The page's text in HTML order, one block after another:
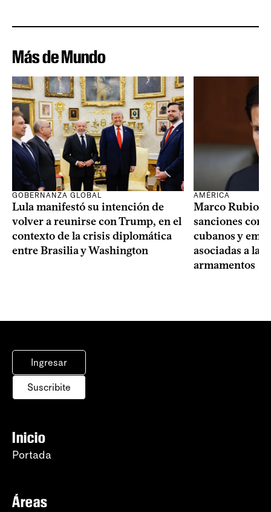
Más de Mundo
GOBERNANZA GLOBAL
Lula manifestó su intención de
volver a reunirse con Trump, en el
contexto de la crisis diplomática
entre Brasilia y Washington
AMÉRICA
Marco Rubio
sanciones
cubanos y
asociadas a la
armamentos
Ingresar
Suscribite
Inicio
Portada
Áreas